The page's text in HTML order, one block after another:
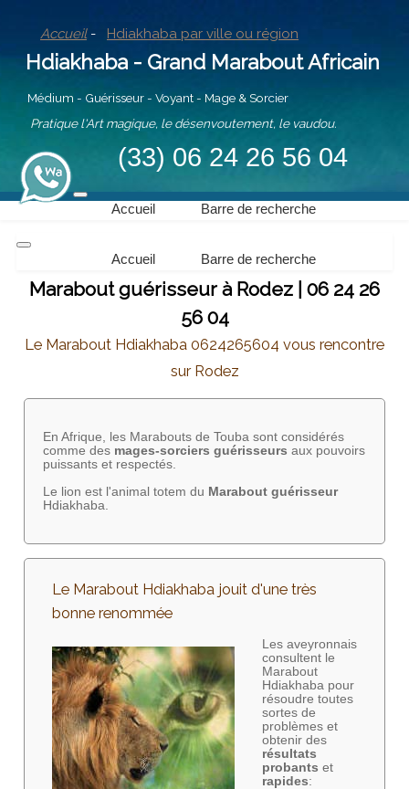
Accueil - Hdiakhaba par ville ou région
Hdiakhaba - Grand Marabout Africain
Médium - Guérisseur - Voyant - Mage & Sorcier
Pratique l'Art magique, le désenvoutement, le vaudou.
(33) 06 24 26 56 04
Accueil Barre de recherche
Accueil Barre de recherche
Marabout guérisseur à Rodez | 06 24 26
56 04
Le Marabout Hdiakhaba 0624265604 vous rencontre
sur Rodez
En Afrique, les Marabouts de Touba sont considérés
comme des mages-sorciers guérisseurs aux pouvoirs
puissants et respectés.
Le lion est l'animal totem du Marabout guérisseur
Hdiakhaba.
Le Marabout Hdiakhaba jouit d'une très
bonne renommée
Les aveyronnais
consultent le
Marabout
Hdiakhaba pour
résoudre toutes
sortes de
problèmes et
obtenir des
résultats
probants et
rapides: